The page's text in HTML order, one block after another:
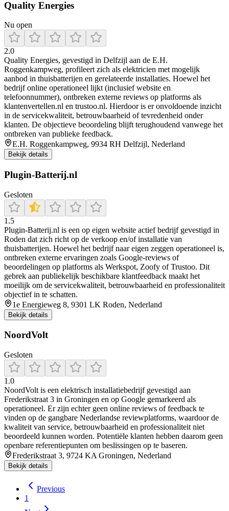
Quality Energies
Nu open
2.0
Quality Energies, gevestigd in Delfzijl aan de E.H.
Roggenkampweg, profileert zich als elektricien met mogelijk
aanbod in thuisbatterijen en gerelateerde installaties. Hoewel het
bedrijf online operationeel lijkt (inclusief website en
telefoonnummer), ontbreken externe reviews op platforms als
klantenvertellen.nl en trustoo.nl. Hierdoor is er onvoldoende inzicht
in de servicekwaliteit, betrouwbaarheid of tevredenheid onder
klanten. De objectieve beoordeling blijft terughoudend vanwege het
ontbreken van publieke feedback.
E.H. Roggenkampweg, 9934 RH Delfzijl, Nederland
Bekijk details
Plugin-Batterij.nl
Gesloten
1.5
Plugin‑Batterij.nl is een op eigen website actief bedrijf gevestigd in
Roden dat zich richt op de verkoop en/of installatie van
thuisbatterijen. Hoewel het bedrijf naar eigen zeggen operationeel is,
ontbreken externe ervaringen zoals Google‑reviews of
beoordelingen op platforms als Werkspot, Zoofy of Trustoo. Dit
gebrek aan publiekelijk beschikbare klantfeedback maakt het
moeilijk om de servicekwaliteit, betrouwbaarheid en professionaliteit
objectief in te schatten.
1e Energieweg 8, 9301 LK Roden, Nederland
Bekijk details
NoordVolt
Gesloten
1.0
NoordVolt is een elektrisch installatiebedrijf gevestigd aan
Frederikstraat 3 in Groningen en op Google gemarkeerd als
operationeel. Er zijn echter geen online reviews of feedback te
vinden op de gangbare Nederlandse reviewplatforms, waardoor de
kwaliteit van service, betrouwbaarheid en professionaliteit niet
beoordeeld kunnen worden. Potentiële klanten hebben daarom geen
openbare referentiepunten om beslissingen op te baseren.
Frederikstraat 3, 9724 KA Groningen, Nederland
Bekijk details
Previous
1